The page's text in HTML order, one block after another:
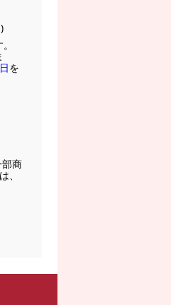
を
商
、